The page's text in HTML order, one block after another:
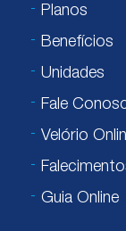
Planos
Benefícios
Unidades
Fale
Velório
Guia Online